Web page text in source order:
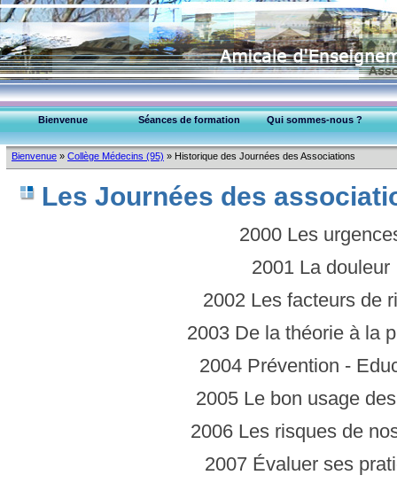
Bienvenue » Collège Médecins (95) » Historique des Journées des Associations
Les Journées des
2000 Les
2001 La douleur
2002 Les facteurs de
2003 De la théorie à la
2004 Prévention -
2005 Le bon usage
2006 Les risques de
2007 Évaluer ses
Bienvenue Séances de formation
Qui sommes-nous ?
EPU-95 Montmorency
Collège Médecins (95)